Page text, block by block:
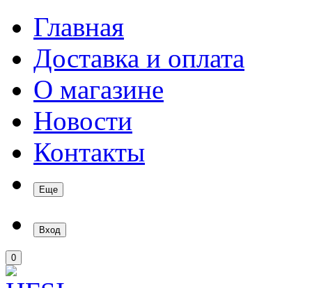
Главная
Доставка и оплата
О магазине
Новости
Контакты
Еще
Вход
0